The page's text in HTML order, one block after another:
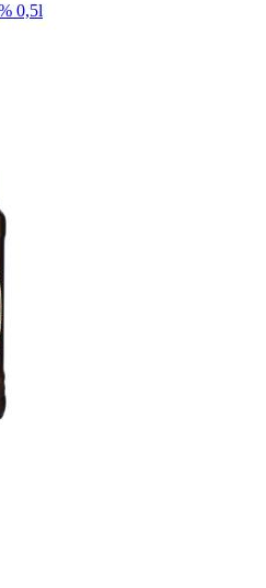
0,5l